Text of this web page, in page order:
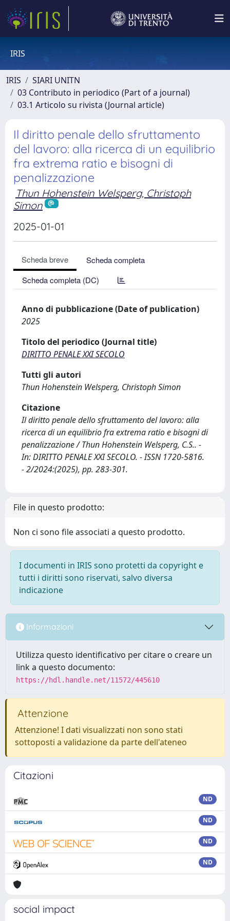
IRIS
IRIS
SIARI UNITN
03 Contributo in periodico (Part of a journal)
03.1 Articolo su rivista (Journal article)
Il diritto penale dello sfruttamento
del lavoro: alla ricerca di un equilibrio
fra extrema ratio e bisogni di
penalizzazione
Thun Hohenstein Welsperg, Christoph
Simon
2025-01-01
Scheda breve
Scheda completa
Scheda completa (DC)
Anno di pubblicazione (Date of publication)
2025
Titolo del periodico (Journal title)
DIRITTO PENALE XXI SECOLO
Tutti gli autori
Thun Hohenstein Welsperg, Christoph Simon
Citazione
Il diritto penale dello sfruttamento del lavoro: alla
ricerca di un equilibrio fra extrema ratio e bisogni di
penalizzazione / Thun Hohenstein Welsperg, C.S.. -
In: DIRITTO PENALE XXI SECOLO. - ISSN 1720-5816.
- 2/2024:(2025), pp. 283-301.
File in questo prodotto:
Non ci sono file associati a questo prodotto.
I documenti in IRIS sono protetti da copyright e
tutti i diritti sono riservati, salvo diversa
indicazione
Informazioni
Utilizza questo identificativo per citare o creare un
link a questo documento:
https://hdl.handle.net/11572/445610
Attenzione
Attenzione! I dati visualizzati non sono stati
sottoposti a validazione da parte dell'ateneo
Citazioni
ND
ND
ND
ND
social impact